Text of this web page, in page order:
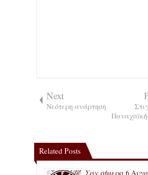
Next
Νεότερη ανάρτηση
Related Posts
Σαν σήμερα 6